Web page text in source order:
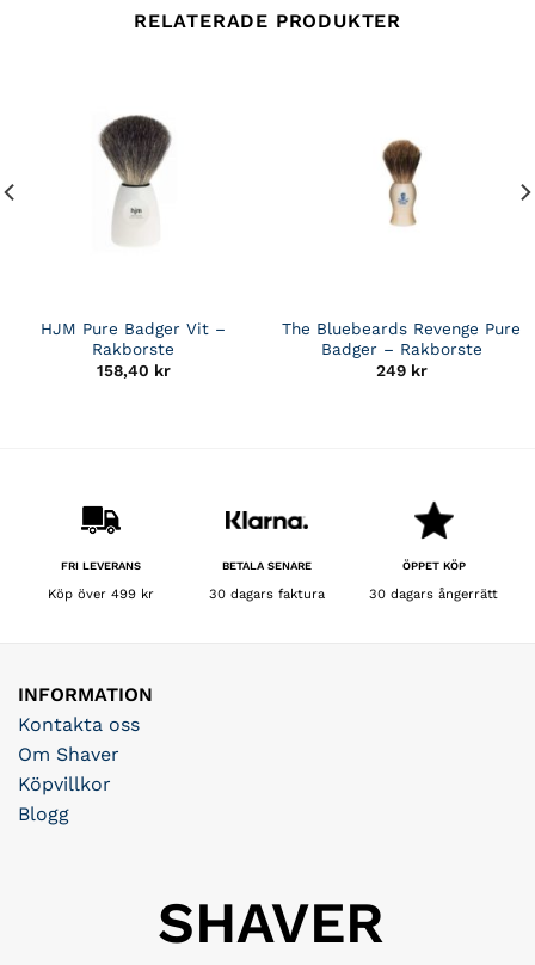
RELATERADE PRODUKTER
HJM Pure Badger Vit –
Rakborste
158,40 kr
The Bluebeards Revenge Pure
Badger – Rakborste
249 kr
FRI LEVERANS
Köp över 499 kr
BETALA SENARE
30 dagars faktura
ÖPPET KÖP
30 dagars ångerrätt
INFORMATION
Kontakta oss
Om Shaver
Köpvillkor
Blogg
SHAVER